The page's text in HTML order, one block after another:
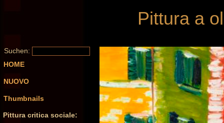
Pittura a
Suchen:
HOME
NUOVO
Thumbnails
Pittura critica sociale: